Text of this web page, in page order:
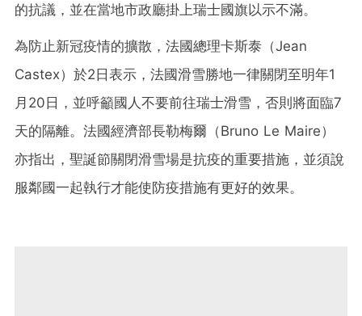
的抗議，並在當地市政廳掛上瑞士國旗以示不滿。
為防止新冠疫情的擴散，法國總理卡斯泰（Jean
Castex）於2日表示，法國滑雪勝地一律關閉至明年1
月20日，並呼籲國人不要前往瑞士滑雪，否則將面臨7
天的隔離。法國經濟部長勒梅爾（Bruno Le Maire）
亦指出，聖誕節關閉滑雪場是抗疫的重要措施，並須說
服鄰國一起執行才能使防疫措施有更好的效果。